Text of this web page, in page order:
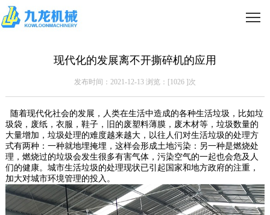
现代化的发展离不开撕碎机的应用
发布时间：2021-12-13 浏览：[1026 ]次
随着现代化社会的发展，人类在生活中造成的各种生活垃圾，比如垃
圾袋，废纸，衣服，鞋子，旧的废塑料薄膜，废木材等，垃圾数量的
大量增加，垃圾处理的难度越来越大，以往人们对生活垃圾的处理方
式有两种：一种就地埋掩埋，这样会形成土地污染：另一种是燃烧处
理，燃烧过的垃圾会发生很多有害气体，污染空气的一起也会危及人
们的健康。城市生活垃圾的处理现状已引起国家和地方政府的注重，
加大对城市环境管理的投入。